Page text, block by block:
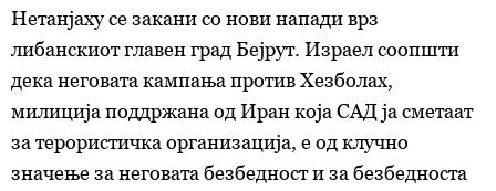
Нетанјаху се закани со нови напади врз
либанскиот главен град Бејрут. Израел соопшти
дека неговата кампања против Хезболах,
милиција поддржана од Иран која САД ја сметаат
за терористичка организација, е од клучно
значење за неговата безбедност и за безбедноста